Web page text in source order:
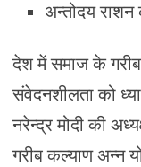
अन्तोदय राशन
देश में समाज के गरीब
संवेदनशीलता को
नरेन्द्र मोदी की
गरीब कल्याण अन्न